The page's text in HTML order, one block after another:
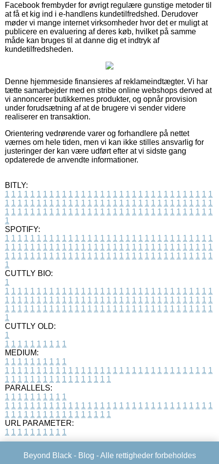
Facebook frembyder for øvrigt regulære gunstige metoder til
at få et kig ind i e-handlens kundetilfredshed. Derudover
møder vi mange internet virksomheder hvor det er muligt at
publicere en evaluering af deres køb, hvilket på samme
måde kan bruges til at danne dig et indtryk af
kundetilfredsheden.
Denne hjemmeside finansieres af reklameindtægter. Vi har
tætte samarbejder med en stribe online webshops derved at
vi annoncerer butikkernes produkter, og opnår provision
under forudsætning af at de brugere vi sender videre
realiserer en transaktion.
Orientering vedrørende varer og forhandlere på nettet
værnes om hele tiden, men vi kan ikke stilles ansvarlig for
justeringer der kan være udført efter at vi sidste gang
opdaterede de anvendte informationer.
BITLY:
1 1 1 1 1 1 1 1 1 1 1 1 1 1 1 1 1 1 1 1 1 1 1 1 1 1 1 1 1 1 1 1 1
1 1 1 1 1 1 1 1 1 1 1 1 1 1 1 1 1 1 1 1 1 1 1 1 1 1 1 1 1 1 1 1 1
1 1 1 1 1 1 1 1 1 1 1 1 1 1 1 1 1 1 1 1 1 1 1 1 1 1 1 1 1 1 1 1 1
1
SPOTIFY:
1 1 1 1 1 1 1 1 1 1 1 1 1 1 1 1 1 1 1 1 1 1 1 1 1 1 1 1 1 1 1 1 1
1 1 1 1 1 1 1 1 1 1 1 1 1 1 1 1 1 1 1 1 1 1 1 1 1 1 1 1 1 1 1 1 1
1 1 1 1 1 1 1 1 1 1 1 1 1 1 1 1 1 1 1 1 1 1 1 1 1 1 1 1 1 1 1 1 1
1
CUTTLY BIO:
1
1 1 1 1 1 1 1 1 1 1 1 1 1 1 1 1 1 1 1 1 1 1 1 1 1 1 1 1 1 1 1 1 1
1 1 1 1 1 1 1 1 1 1 1 1 1 1 1 1 1 1 1 1 1 1 1 1 1 1 1 1 1 1 1 1 1
1 1 1 1 1 1 1 1 1 1 1 1 1 1 1 1 1 1 1 1 1 1 1 1 1 1 1 1 1 1 1 1 1
1
CUTTLY OLD:
1
1 1 1 1 1 1 1 1 1 1
MEDIUM:
1 1 1 1 1 1 1 1 1 1
1 1 1 1 1 1 1 1 1 1 1 1 1 1 1 1 1 1 1 1 1 1 1 1 1 1 1 1 1 1 1 1 1
1 1 1 1 1 1 1 1 1 1 1 1 1 1 1 1 1
PARALLELS:
1 1 1 1 1 1 1 1 1 1
1 1 1 1 1 1 1 1 1 1 1 1 1 1 1 1 1 1 1 1 1 1 1 1 1 1 1 1 1 1 1 1 1
1 1 1 1 1 1 1 1 1 1 1 1 1 1 1 1 1
URL PARAMETER:
1 1 1 1 1 1 1 1 1 1
Beyond Black - Blog - Alle rettigheder forbeholdes